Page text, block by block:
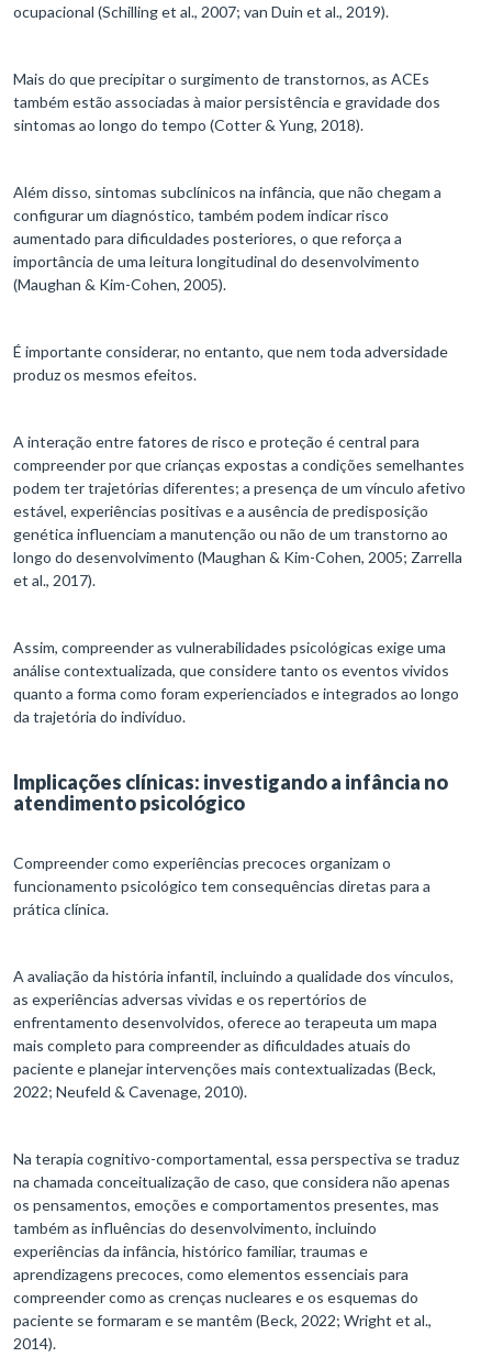
ocupacional (Schilling et al., 2007; van Duin et al., 2019).
Mais do que precipitar o surgimento de transtornos, as ACEs
também estão associadas à maior persistência e gravidade dos
sintomas ao longo do tempo (Cotter & Yung, 2018).
Além disso, sintomas subclínicos na infância, que não chegam a
configurar um diagnóstico, também podem indicar risco
aumentado para dificuldades posteriores, o que reforça a
importância de uma leitura longitudinal do desenvolvimento
(Maughan & Kim-Cohen, 2005).
É importante considerar, no entanto, que nem toda adversidade
produz os mesmos efeitos.
A interação entre fatores de risco e proteção é central para
compreender por que crianças expostas a condições semelhantes
podem ter trajetórias diferentes; a presença de um vínculo afetivo
estável, experiências positivas e a ausência de predisposição
genética influenciam a manutenção ou não de um transtorno ao
longo do desenvolvimento (Maughan & Kim-Cohen, 2005; Zarrella
et al., 2017).
Assim, compreender as vulnerabilidades psicológicas exige uma
análise contextualizada, que considere tanto os eventos vividos
quanto a forma como foram experienciados e integrados ao longo
da trajetória do indivíduo.
Implicações clínicas: investigando a infância no
atendimento psicológico
Compreender como experiências precoces organizam o
funcionamento psicológico tem consequências diretas para a
prática clínica.
A avaliação da história infantil, incluindo a qualidade dos vínculos,
as experiências adversas vividas e os repertórios de
enfrentamento desenvolvidos, oferece ao terapeuta um mapa
mais completo para compreender as dificuldades atuais do
paciente e planejar intervenções mais contextualizadas (Beck,
2022; Neufeld & Cavenage, 2010).
Na terapia cognitivo-comportamental, essa perspectiva se traduz
na chamada conceitualização de caso, que considera não apenas
os pensamentos, emoções e comportamentos presentes, mas
também as influências do desenvolvimento, incluindo
experiências da infância, histórico familiar, traumas e
aprendizagens precoces, como elementos essenciais para
compreender como as crenças nucleares e os esquemas do
paciente se formaram e se mantêm (Beck, 2022; Wright et al.,
2014).